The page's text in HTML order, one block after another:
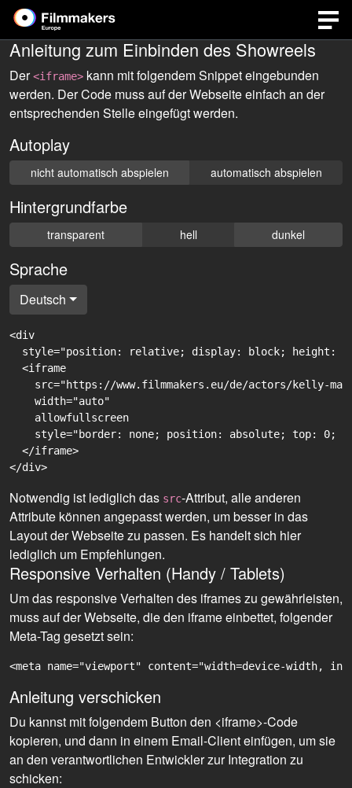
Anleitung zum Einbinden des Showreels
Der<iframe> kann mit folgendem Snippet eingebunden
werden. Der Code muss auf der Webseite einfach an der
entsprechenden Stelle eingefügt werden.
Autoplay
nicht automatisch abspielen automatisch abspielen
Hintergrundfarbe
transparent hell dunkel
Sprache
Deutsch
<div
style="position: relative; display: block; height:
  <iframe
src="https://www.filmmakers.eu/de/actors/kelly-
    width="auto"
    allowfullscreen
style="border: none; position: absolute; top: 0;
  </iframe>
Notwendig ist lediglich das src-Attribut, alle anderen
Attribute können angepasst werden, um besser in das
Layout der Webseite zu passen. Es handelt sich hier
lediglich um Empfehlungen.
Responsive Verhalten (Handy / Tablets)
Um das responsive Verhalten des iframes zu gewährleisten,
muss auf der Webseite, die den iframe einbettet, folgender
Meta-Tag gesetzt sein:
<meta name="viewport" content="width=device-width,
Anleitung verschicken
Du kannst mit folgendem Button den <iframe>-Code
kopieren, und dann in einem Email-Client einfügen, um sie
an den verantwortlichen Entwickler zur Integration zu
schicken: